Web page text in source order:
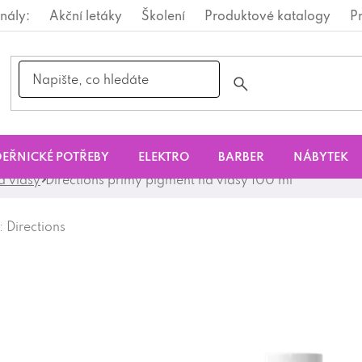
Akční letáky Školení Produktové katalogy
POTŘEBY ELEKTRO BARBER NÁBYTEK
vlasy Directions přímý pigment na vlasy 100 ml
Directions